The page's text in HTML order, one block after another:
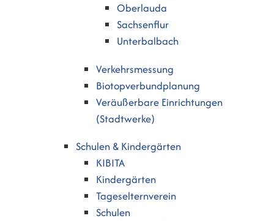
Oberlauda
Sachsenflur
Unterbalbach
Verkehrsmessung
Biotopverbundplanung
Veräußerbare Einrichtungen
(Stadtwerke)
Schulen & Kindergärten
KIBITA
Kindergärten
Tageselternverein
Schulen